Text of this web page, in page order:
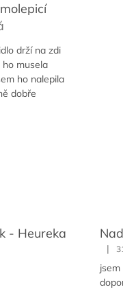
5 hvězdiček.
drží na zdi
musela
ho nalepila
dobře
- Heureka
|